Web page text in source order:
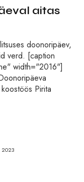
aitas
doonoripäev,
verd. [caption
width="2016"]
Pirita
2023